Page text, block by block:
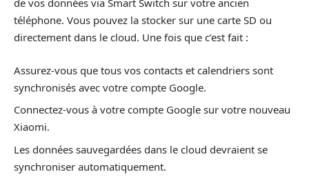
de vos données via Smart Switch sur votre ancien
téléphone. Vous pouvez la stocker sur une carte SD ou
directement dans le cloud. Une fois que c’est fait :
Assurez-vous que tous vos contacts et calendriers sont
synchronisés avec votre compte Google.
Connectez-vous à votre compte Google sur votre nouveau
Xiaomi.
Les données sauvegardées dans le cloud devraient se
synchroniser automatiquement.